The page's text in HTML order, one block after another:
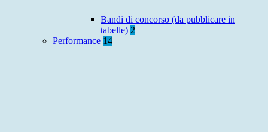
Bandi di concorso (da pubblicare in
tabelle) 2
Performance 14